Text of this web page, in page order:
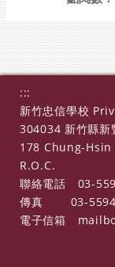
:::
新竹忠信學校
304034 新竹縣新
178 Chung-Hsin
R.O.C.
聯絡電話
03-
傳真
03-
電子信箱